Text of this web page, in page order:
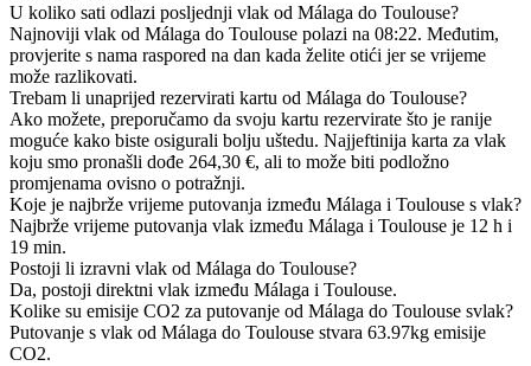
U koliko sati odlazi posljednji vlak od Málaga do Toulouse?
Najnoviji vlak od Málaga do Toulouse polazi na 08:22. Međutim,
provjerite s nama raspored na dan kada želite otići jer se vrijeme
može razlikovati.
Trebam li unaprijed rezervirati kartu od Málaga do Toulouse?
Ako možete, preporučamo da svoju kartu rezervirate što je ranije
moguće kako biste osigurali bolju uštedu. Najjeftinija karta za vlak
koju smo pronašli dođe 264,30 €, ali to može biti podložno
promjenama ovisno o potražnji.
Koje je najbrže vrijeme putovanja između Málaga i Toulouse s vlak?
Najbrže vrijeme putovanja vlak između Málaga i Toulouse je 12 h i
19 min.
Postoji li izravni vlak od Málaga do Toulouse?
Da, postoji direktni vlak između Málaga i Toulouse.
Kolike su emisije CO2 za putovanje od Málaga do Toulouse svlak?
Putovanje s vlak od Málaga do Toulouse stvara 63.97kg emisije
CO2.